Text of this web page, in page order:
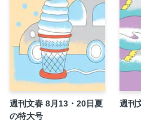
首メイクで輝く首元に 藤井
新・家の履歴書 中村俊輔
日々我人間 桜 玉吉
「どんぶらこ」 山﨑 努
この味 平松洋子
沢村さん家のこんな毎日 益田
週刊文春 8月13・20日夏
の特大号
週刊